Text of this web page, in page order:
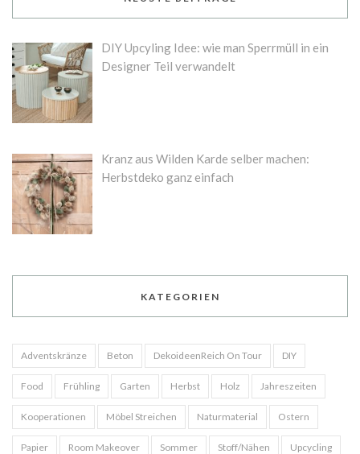
DIY Upcyling Idee: wie man Sperrmüll in ein
Designer Teil verwandelt
Kranz aus Wilden Karde selber machen:
Herbstdeko ganz einfach
KATEGORIEN
Adventskränze Beton DekoideenReich On Tour DIY
Food Frühling Garten Herbst Holz Jahreszeiten
Kooperationen Möbel Streichen Naturmaterial Ostern
Papier Room Makeover Sommer Stoff/Nähen Upcycling